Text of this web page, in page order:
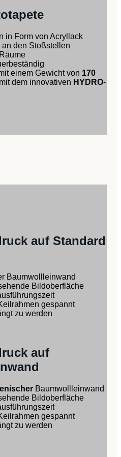
in Form von Acryllack
an den Stoßstellen
einem Gewicht von 170
dem innovativen HYDRO-
auf Standard
Baumwollleinwand
Bildoberfläche
gespannt
zu werden
auf
Baumwollleinwand
Bildoberfläche
gespannt
zu werden